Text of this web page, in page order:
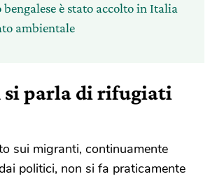
è stato accolto in Italia
ambientale
si parla di rifugiati
sui migranti, continuamente
politici, non si fa praticamente